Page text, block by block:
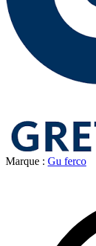
Marque : Gu ferco